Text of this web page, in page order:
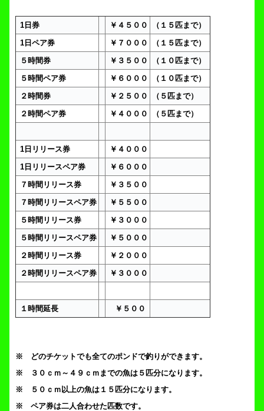
1日券 ￥４５００
（１５匹まで）
1日ペア券
￥７０００
（１５匹まで）
５時間券
￥３５００
（１０匹まで）
５時間ペア券
￥６０００
（１０匹まで）
２時間券
￥２５００
（５匹まで）
２時間ペア券
￥４０００ （５匹まで）
1日リリース券
￥４０００
1日リリースペア券
￥６０００
７時間リリース券
￥３５００
７時間リリースペア券
￥５５００
５時間リリース券
￥３０００
５時間リリースペア券
￥５０００
２時間リリース券
￥２０００
２時間リリースペア券
￥３０００
１時間延長 ￥５００
※ どのチケットでも全てのポンドで釣りができます。
※ ３０ｃｍ～４９ｃｍまでの魚は５匹分になります。
※ ５０ｃｍ以上の魚は１５匹分になります。
※ ペア券は二人合わせた匹数です。